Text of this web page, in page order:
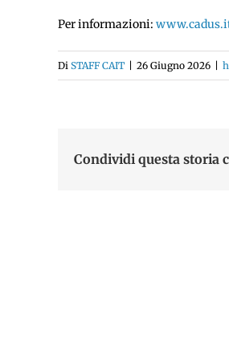
Per informazioni:
Di STAFF CAIT 26 Giugno 2026
Condividi questa storia